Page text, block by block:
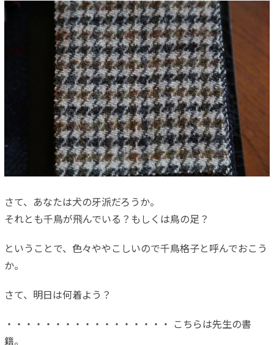
さて、あなたは犬の牙派だろうか。
それとも千鳥が飛んでいる？もしくは鳥の足？
ということで、色々ややこしいので千鳥格子と呼んでおこう
か。
さて、明日は何着よう？
・・・・・・・・・・・・・・・・・ こちらは先生の書
籍。